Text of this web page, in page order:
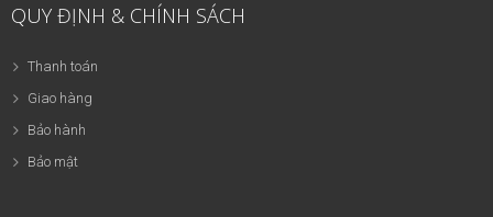
QUY ĐỊNH & CHÍNH SÁCH
Thanh toán
Giao hàng
Bảo hành
Bảo mật